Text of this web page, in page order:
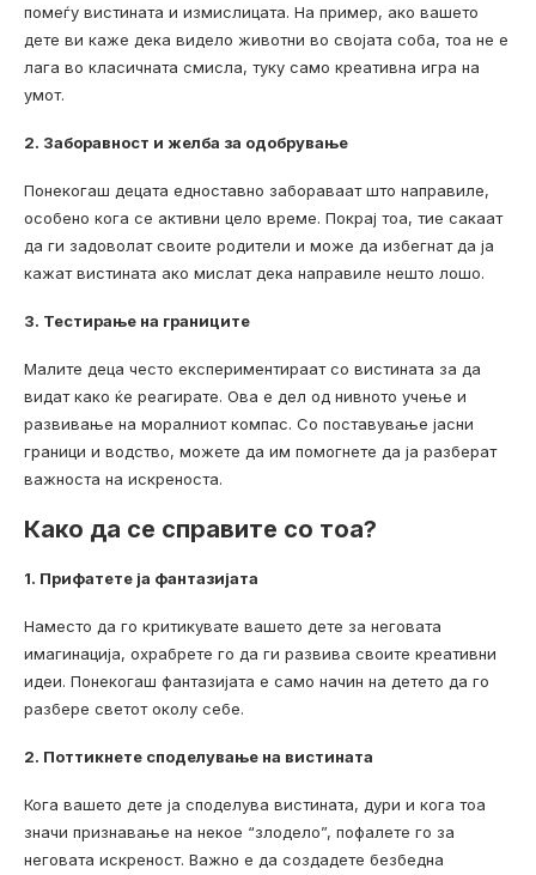
помеѓу вистината и измислицата. На пример, ако вашето
дете ви каже дека видело животни во својата соба, тоа не е
лага во класичната смисла, туку само креативна игра на
умот.
2. Заборавност и желба за одобрување
Понекогаш децата едноставно забораваат што направиле,
особено кога се активни цело време. Покрај тоа, тие сакаат
да ги задоволат своите родители и може да избегнат да ја
кажат вистината ако мислат дека направиле нешто лошо.
3. Тестирање на границите
Малите деца често експериментираат со вистината за да
видат како ќе реагирате. Ова е дел од нивното учење и
развивање на моралниот компас. Со поставување јасни
граници и водство, можете да им помогнете да ја разберат
важноста на искреноста.
Како да се справите со тоа?
1. Прифатете ја фантазијата
Наместо да го критикувате вашето дете за неговата
имагинација, охрабрете го да ги развива своите креативни
идеи. Понекогаш фантазијата е само начин на детето да го
разбере светот околу себе.
2. Поттикнете споделување на вистината
Кога вашето дете ја споделува вистината, дури и кога тоа
значи признавање на некое “злодело”, пофалете го за
неговата искреност. Важно е да создадете безбедна